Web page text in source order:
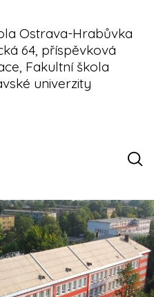
Ostrava-Hrabůvka
64, příspěvková
Fakultní škola
univerzity